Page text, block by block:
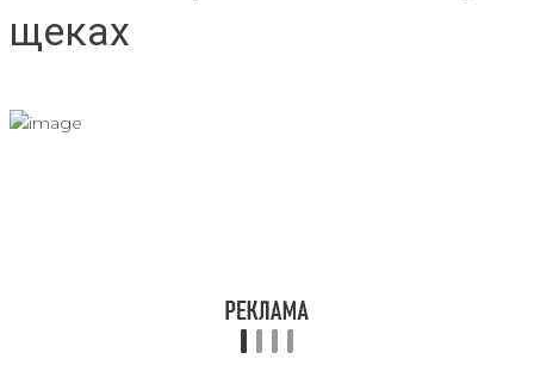
щеках